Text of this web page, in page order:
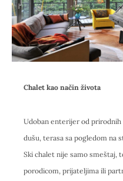
Chalet kao način života
Udoban enterijer od
dušu, terasa sa pogledom na
Ski chalet nije samo smeštaj,
porodicom, prijateljima ili